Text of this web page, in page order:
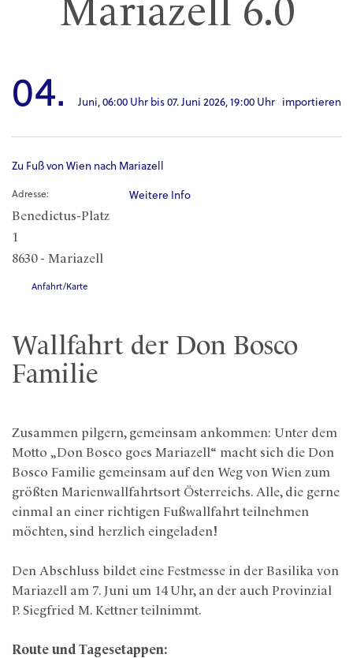
Mariazell 6.0
04. Juni, 06:00 Uhr bis 07. Juni 2026, 19:00 Uhr importieren
Zu Fuß von Wien nach Mariazell
Adresse:
Benedictus-Platz
1
8630 - Mariazell
Anfahrt/Karte
Weitere Info
Wallfahrt der Don Bosco
Familie
Zusammen pilgern, gemeinsam ankommen: Unter dem
Motto „Don Bosco goes Mariazell“ macht sich die Don
Bosco Familie gemeinsam auf den Weg von Wien zum
größten Marienwallfahrtsort Österreichs. Alle, die gerne
einmal an einer richtigen Fußwallfahrt teilnehmen
möchten, sind herzlich eingeladen!
Den Abschluss bildet eine Festmesse in der Basilika von
Mariazell am 7. Juni um 14 Uhr, an der auch Provinzial
P. Siegfried M. Kettner teilnimmt.
Route und Tagesetappen: